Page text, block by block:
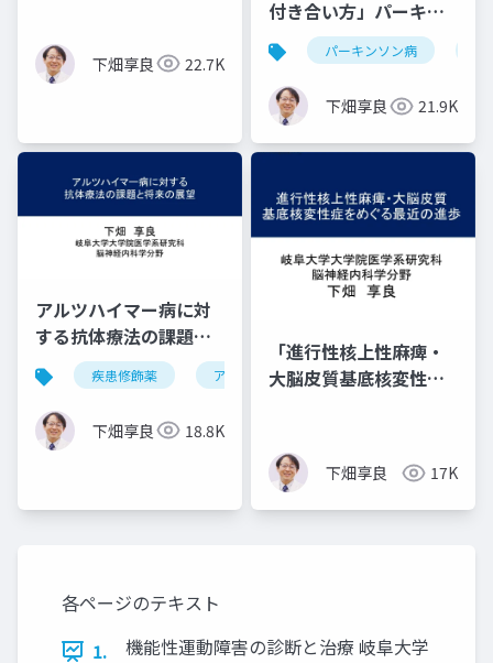
下畑享良 22.7K
付き合い方」パーキン
ソン病健康教室 in 岡山
パーキンソン病
下畑享良 21.9K
アルツハイマー病に対
する抗体療法の課題と
将来の展望・改訂版
疾患修飾薬 アルツハイマー病 抗体療法
下畑享良 18.8K
「進行性核上性麻痺・
大脳皮質基底核変性症
下畑享良 17K
各ページのテキスト
1.
機能性運動障害の診断と治療 岐阜大学